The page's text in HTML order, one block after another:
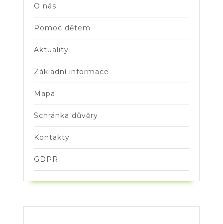
O nás
Pomoc dětem
Aktuality
Základní informace
Mapa
Schránka důvěry
Kontakty
GDPR